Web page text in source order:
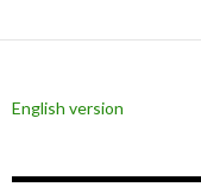
ン
English version